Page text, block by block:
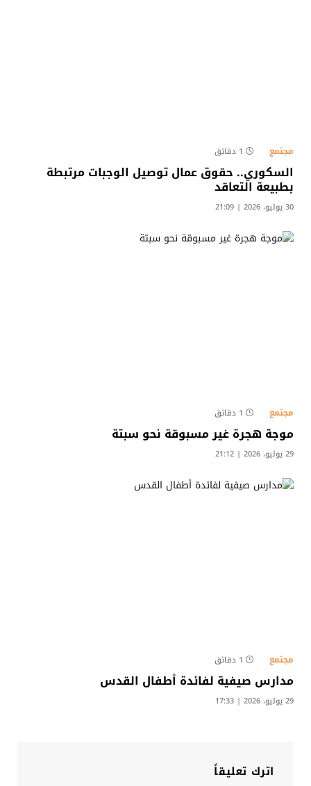
مجتمع 1 دقائق
السكوري.. حقوق عمال توصيل الوجبات مرتبطة
بطبيعة التعاقد
30 يوليو، 2026 | 21:09
مجتمع 1 دقائق
موجة هجرة غير مسبوقة نحو سبتة
29 يوليو، 2026 | 21:12
مجتمع 1 دقائق
مدارس صيفية لفائدة أطفال القدس
29 يوليو، 2026 | 17:33
اترك تعليقاً